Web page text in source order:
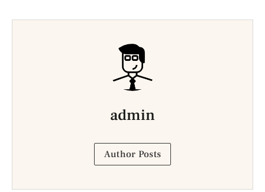
admin
Author Posts